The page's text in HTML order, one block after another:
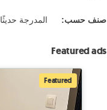
صنف حسب: المدرجة حديثًا
Featured ads
Featured